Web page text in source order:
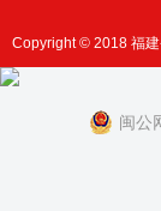
Copyright © 2018 福
闽公